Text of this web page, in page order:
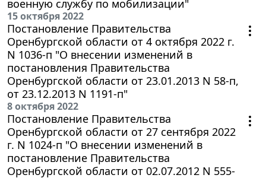
военную службу по мобилизации"
15 октября 2022
Постановление Правительства
Оренбургской области от 4 октября 2022 г.
N 1036-п "О внесении изменений в
постановления Правительства
Оренбургской области от 23.01.2013 N 58-п,
от 23.12.2013 N 1191-п"
8 октября 2022
Постановление Правительства
Оренбургской области от 27 сентября 2022
г. N 1024-п "О внесении изменений в
постановление Правительства
Оренбургской области от 02.07.2012 N 555-